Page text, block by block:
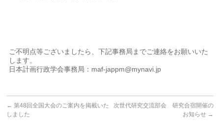
ご不明点等ございましたら、下記事務局までご連絡をお願いいた
します。
日本計画行政学会事務局：maf-jappm@mynavi.jp
← 第48回全国大会のご案内を掲載いた
しました
次世代研究交流部会 研究合宿開催の
お知らせ →